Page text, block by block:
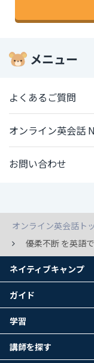
メニュー
よくあるご質問
オンライン英会話
お問い合わせ
オンライン英会話ト
優柔不断 を英語
ネイティブキャンプ
ガイド
学習
講師を探す